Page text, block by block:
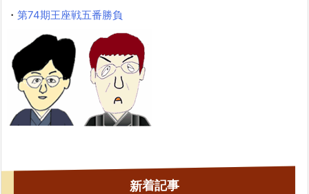
・ 第74期王座戦五番勝負
新着記事